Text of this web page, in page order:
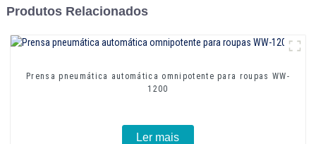
Produtos Relacionados
Prensa pneumática automática omnipotente para roupas WW-
1200
Ler mais